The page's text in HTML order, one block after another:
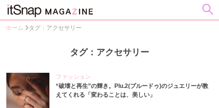
ホーム タグ：アクセサリー
タグ：アクセサリー
ファッション
“破壊と再生”の輝き。Plu.2(プルードゥ)のジュエリーが教
えてくれる「変わることは、美しい」